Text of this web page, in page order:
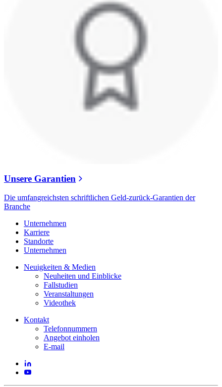
Unsere Garantien
Die umfangreichsten schriftlichen Geld-zurück-Garantien der
Branche
Unternehmen
Karriere
Standorte
Unternehmen
Neuigkeiten & Medien
Neuheiten und Einblicke
Fallstudien
Veranstaltungen
Videothek
Kontakt
Telefonnummern
Angebot einholen
E-mail